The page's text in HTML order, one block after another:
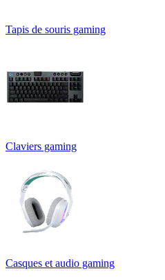
Tapis de souris gaming
Claviers gaming
Casques et audio gaming